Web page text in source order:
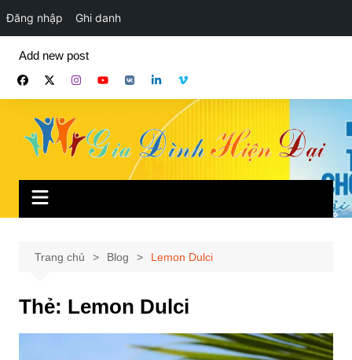
Đăng nhập Ghi danh
phần
Add new post
Trang chủ Blog Lemon Dulci
Thẻ: Lemon Dulci